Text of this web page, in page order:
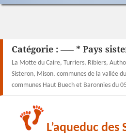
Catégorie : —– * Pays
La Motte du Caire, Turriers, Ribiers,
Sisteron, Mison, communes de la vallée
communes Haut Buech et Baronnies du
L’aqueduc des